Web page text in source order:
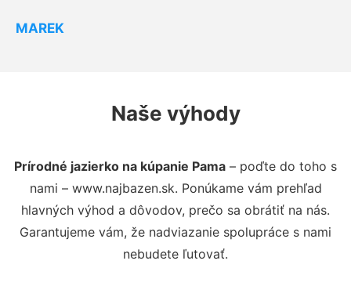
MAREK
Naše výhody
Prírodné jazierko na kúpanie Pama – poďte do toho s
nami – www.najbazen.sk. Ponúkame vám prehľad
hlavných výhod a dôvodov, prečo sa obrátiť na nás.
Garantujeme vám, že nadviazanie spolupráce s nami
nebudete ľutovať.